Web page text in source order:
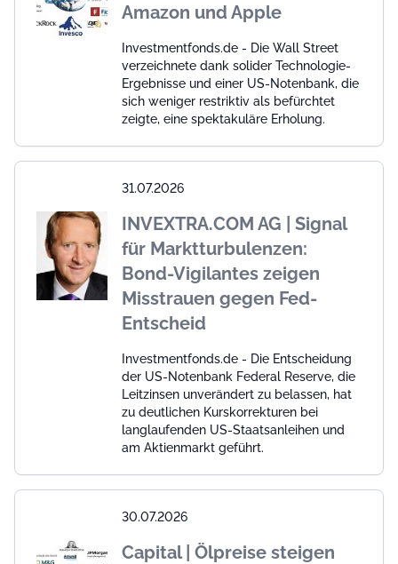
Amazon und Apple
Investmentfonds.de - Die Wall Street
verzeichnete dank solider Technologie-
Ergebnisse und einer US-Notenbank, die
sich weniger restriktiv als befürchtet
zeigte, eine spektakuläre Erholung.
31.07.2026
INVEXTRA.COM AG | Signal
für Marktturbulenzen:
Bond-Vigilantes zeigen
Misstrauen gegen Fed-
Entscheid
Investmentfonds.de - Die Entscheidung
der US-Notenbank Federal Reserve, die
Leitzinsen unverändert zu belassen, hat
zu deutlichen Kurskorrekturen bei
langlaufenden US-Staatsanleihen und
am Aktienmarkt geführt.
30.07.2026
Capital | Ölpreise steigen